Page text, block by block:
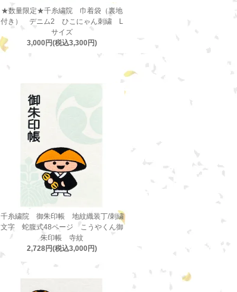
★数量限定★千糸繍院 巾着袋（裏地
付き） デニム2 ひこにゃん刺繍 L
サイズ
3,000円(税込3,300円)
千糸繍院 御朱印帳 地紋織装丁/刺繍
文字 蛇腹式48ページ こうやくん御
朱印帳 寺紋
2,728円(税込3,000円)